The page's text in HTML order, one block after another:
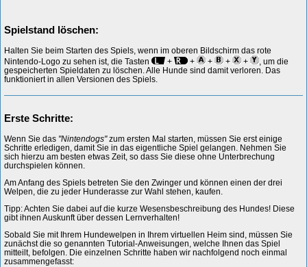
Spielstand löschen:
Halten Sie beim Starten des Spiels, wenn im oberen Bildschirm das rote
Nintendo-Logo zu sehen ist, die Tasten
+ + + + +
, um die
gespeicherten Spieldaten zu löschen. Alle Hunde sind damit verloren. Das
funktioniert in allen Versionen des Spiels.
Erste Schritte:
Wenn Sie das "Nintendogs"zum ersten Mal starten, müssen Sie erst einige
Schritte erledigen, damit Sie in das eigentliche Spiel gelangen. Nehmen Sie
sich hierzu am besten etwas Zeit, so dass Sie diese ohne Unterbrechung
durchspielen können.
Am Anfang des Spiels betreten Sie den Zwinger und können einen der drei
Welpen, die zu jeder Hunderasse zur Wahl stehen, kaufen.
Tipp: Achten Sie dabei auf die kurze Wesensbeschreibung des Hundes! Diese
gibt ihnen Auskunft über dessen Lernverhalten!
Sobald Sie mit Ihrem Hundewelpen in Ihrem virtuellen Heim sind, müssen Sie
zunächst die so genannten Tutorial-Anweisungen, welche Ihnen das Spiel
mitteilt, befolgen. Die einzelnen Schritte haben wir nachfolgend noch einmal
zusammengefasst: